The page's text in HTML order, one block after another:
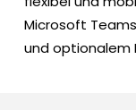
Microsoft
und optionalem